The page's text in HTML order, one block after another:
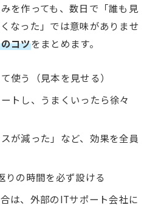
を作っても、数日で「誰も見
なった」では意味がありませ
コツをまとめます。
使う（見本を見せる）
トし、うまくいったら徐々
が減った」など、効果を全員
りの時間を必ず設ける
は、外部のITサポート会社に